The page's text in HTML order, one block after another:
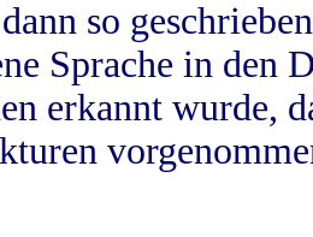
so
Sprache in
erkannt wurde,